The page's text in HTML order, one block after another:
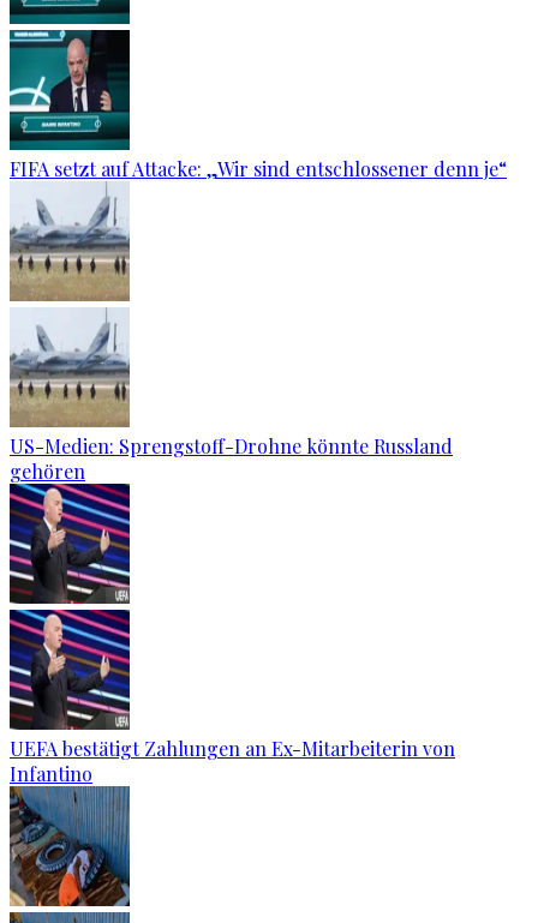
FIFA setzt auf Attacke: „Wir sind entschlossener denn je“
US-Medien: Sprengstoff-Drohne könnte Russland
gehören
UEFA bestätigt Zahlungen an Ex-Mitarbeiterin von
Infantino